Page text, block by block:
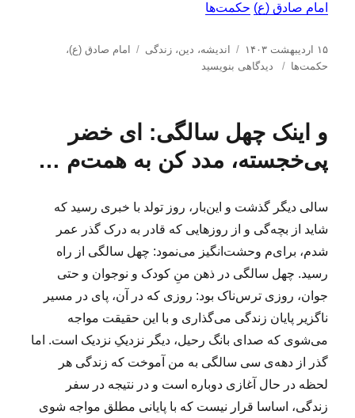
امام صادق (ع) حکمت‌ها
ا
ر
ش
د
ه
۱۵ اردیبهشت ۱۴۰۳
د
س
اندیشه، دین،زندگی
ب
ه
امام صادق (ع)،
حکمت‌ها
ح
م
ا
(
۸
)
دیدگاهی بنویسید
و اینک چهل سالگی: ای خضر
پی‌خجسته، مدد کن به همت‌م …
سالی دیگر گذشت و این‌بار، روز تولد با خبری رسید که
شاید از بچه‌گی و از روزهایی که قادر به درک گذر عمر
شدم، برای‌م وحشت‌انگیز می‌نمود: چهل سالگی از راه
رسید. چهل سالگی در ذهن منِ کودک و نوجوان و حتی
جوان، روزی ترس‌ناک بود: روزی که در آن، پای در مسیر
ناگزیر پایان زندگی می‌گذاری و با این حقیقت مواجه
می‌شوی که صدای بانگ رحیل، دیگر نزدیکِ نزدیک است. اما
گذر از دهه‌ی سی سالگی به من آموخت که زندگی هر
لحظه در حال آغازی دوباره است و در نتیجه در سفر
زندگی، اساسا قرار نیست که با پایانی مطلق مواجه شوی